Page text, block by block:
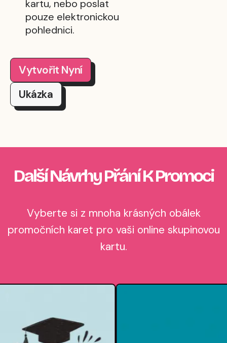
kartu, nebo poslat
pouze elektronickou
pohlednici.
Vytvořit Nyní
Ukázka
Další Návrhy Přání K Promoci
Vyberte si z mnoha krásných obálek
promočních karet pro vaši online skupinovou
kartu.